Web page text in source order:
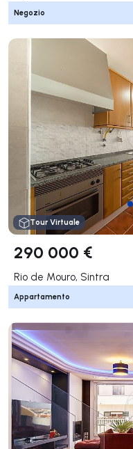
Negozio
Tour Virtuale
290 000 €
Rio de Mouro, Sintra
Appartamento